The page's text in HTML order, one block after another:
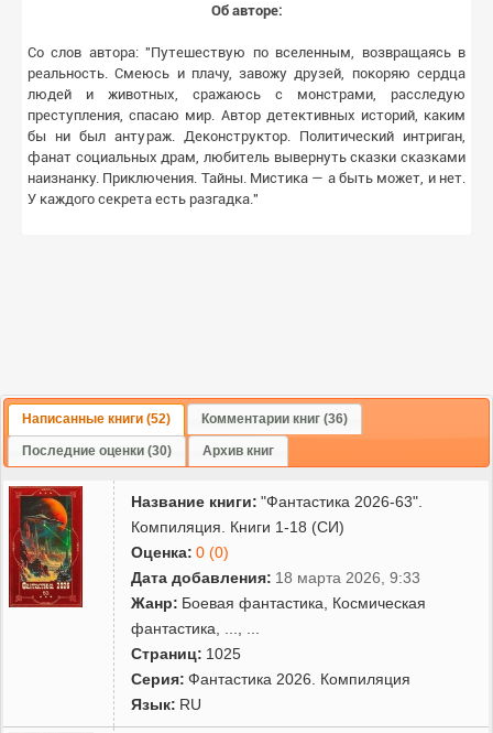
Об авторе:
Со слов автора: "Путешествую по вселенным, возвращаясь в
реальность. Смеюсь и плачу, завожу друзей, покоряю сердца
людей и животных, сражаюсь с монстрами, расследую
преступления, спасаю мир. Автор детективных историй, каким
бы ни был антураж. Деконструктор. Политический интриган,
фанат социальных драм, любитель вывернуть сказки сказками
наизнанку. Приключения. Тайны. Мистика — а быть может, и нет.
У каждого секрета есть разгадка."
Написанные книги (52) Комментарии книг (36)
Последние оценки (30) Архив книг
Название книги: "Фантастика 2026-63".
Компиляция. Книги 1-18 (СИ)
Оценка: 0 (0)
Дата добавления: 18 марта 2026, 9:33
Жанр: Боевая фантастика
Космическая
фантастика
Страниц: 1025
Серия: Фантастика 2026. Компиляция
Язык: RU